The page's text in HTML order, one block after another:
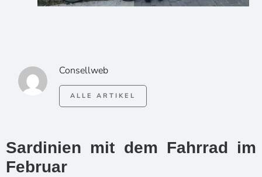
Consellweb
ALLE ARTIKEL
Sardinien mit dem Fahrrad im
Februar